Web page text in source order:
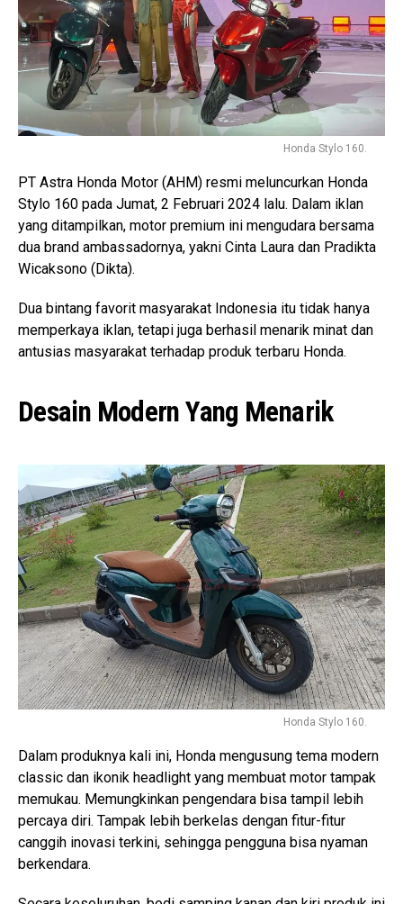
Honda Stylo 160.
PT Astra Honda Motor (AHM) resmi meluncurkan Honda
Stylo 160 pada Jumat, 2 Februari 2024 lalu. Dalam iklan
yang ditampilkan, motor premium ini mengudara bersama
dua brand ambassadornya, yakni Cinta Laura dan Pradikta
Wicaksono (Dikta).
Dua bintang favorit masyarakat Indonesia itu tidak hanya
memperkaya iklan, tetapi juga berhasil menarik minat dan
antusias masyarakat terhadap produk terbaru Honda.
Desain Modern Yang Menarik
Honda Stylo 160.
Dalam produknya kali ini, Honda mengusung tema modern
classic dan ikonik headlight yang membuat motor tampak
memukau. Memungkinkan pengendara bisa tampil lebih
percaya diri. Tampak lebih berkelas dengan fitur-fitur
canggih inovasi terkini, sehingga pengguna bisa nyaman
berkendara.